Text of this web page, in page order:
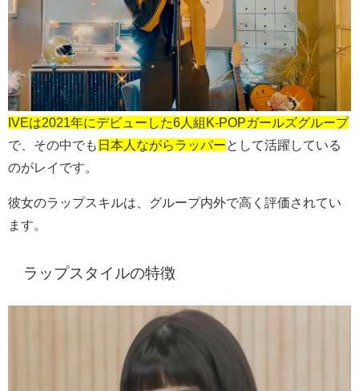
IVEは2021年にデビューした6人組K-POPガールズグループ
で、その中でも 日本人ながらラッパー として活躍している
のがレイです。
彼女のラップスキルは、グループ内外で高く評価されてい
ます。
ラップスタイルの特徴